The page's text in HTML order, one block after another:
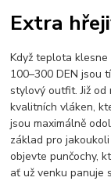
Extra
Když teplota
100–300 DEN jsou
stylový outfit. Již
kvalitních vláken,
jsou maximálně
základ pro
objevte punčochy,
ať už venku panuje